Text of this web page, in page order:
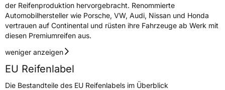
der Reifenproduktion hervorgebracht. Renommierte
Automobilhersteller wie Porsche, VW, Audi, Nissan und Honda
vertrauen auf Continental und rüsten ihre Fahrzeuge ab Werk mit
diesen Premiumreifen aus.
weniger anzeigen
EU Reifenlabel
Die Bestandteile des EU Reifenlabels im Überblick